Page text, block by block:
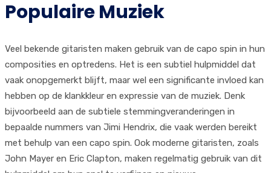
Populaire Muziek
Veel bekende gitaristen maken gebruik van de capo spin in hun
composities en optredens. Het is een subtiel hulpmiddel dat
vaak onopgemerkt blijft, maar wel een significante invloed kan
hebben op de klankkleur en expressie van de muziek. Denk
bijvoorbeeld aan de subtiele stemmingveranderingen in
bepaalde nummers van Jimi Hendrix, die vaak werden bereikt
met behulp van een capo spin. Ook moderne gitaristen, zoals
John Mayer en Eric Clapton, maken regelmatig gebruik van dit